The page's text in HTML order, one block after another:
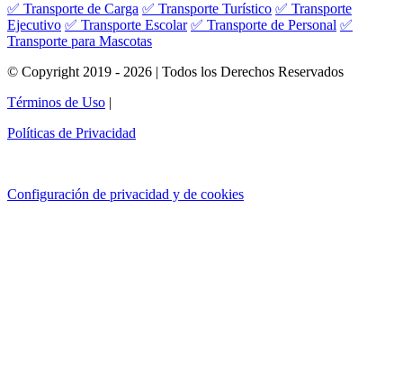
✅ Transporte de Carga ✅ Transporte Turístico ✅ Transporte
Ejecutivo ✅ Transporte Escolar ✅ Transporte de Personal ✅
Transporte para Mascotas
© Copyright 2019 - 2026 | Todos los Derechos Reservados
Términos de Uso |
Políticas de Privacidad
Configuración de privacidad y de cookies